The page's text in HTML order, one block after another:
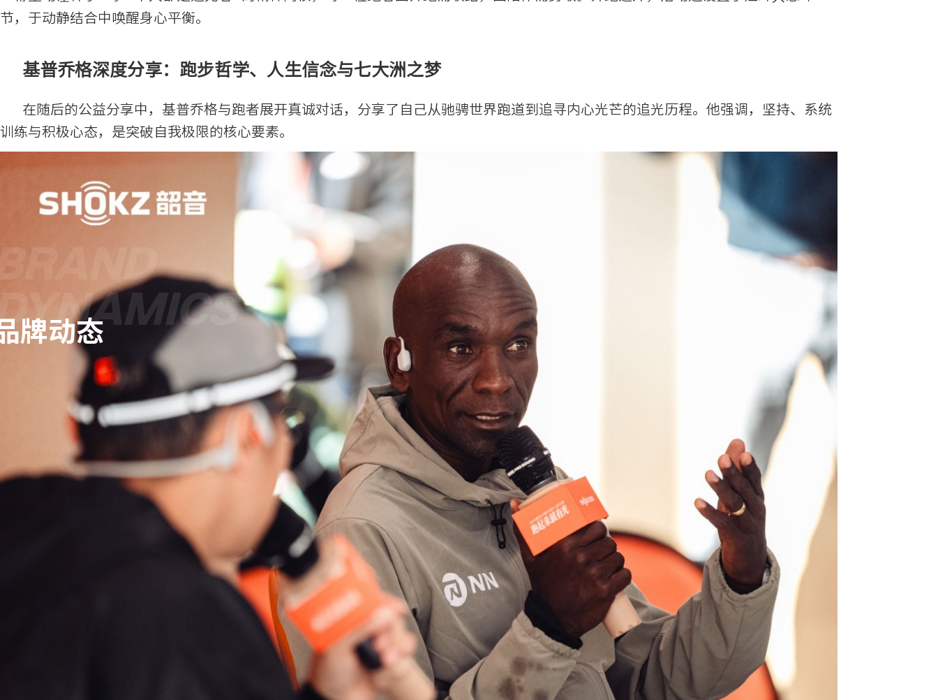
牌动态
节，于动静结合中唤醒身心平衡。
基普乔格深度分享：跑步哲学、人生信念与七大洲之梦
在随后的公益分享中，基普乔格与跑者展开真诚对话，分享了自己从驰骋世界跑道到追寻内心光芒的追光历程。他强调，坚持、系统
训练与积极心态，是突破自我极限的核心要素。